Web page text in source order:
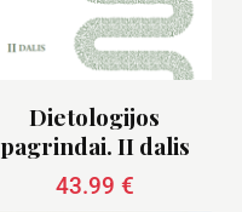
Dietologijos
pagrindai. II dalis
43.99 €